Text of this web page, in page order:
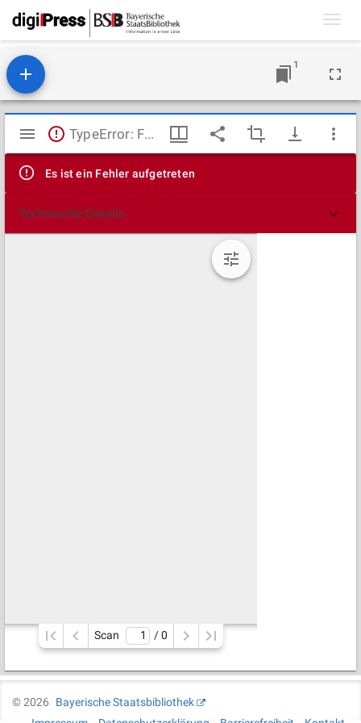
1
Mirador
Viewer
TypeError: Failed to fetch
Es ist ein Fehler aufgetreten
Technische Details
Scan / 0
©2026
Bayerische Staatsbibliothek